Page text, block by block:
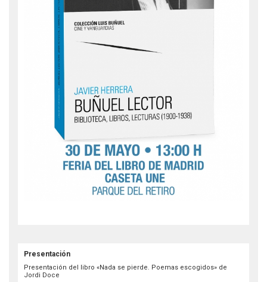
Presentación
Presentación del libro «Nada se pierde. Poemas escogidos» de
Jordi Doce